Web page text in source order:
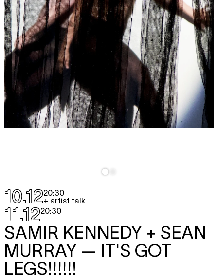
10.1220:30
+ artist talk
11.1220:30
SAMIR KENNEDY + SEAN
MURRAY — IT'S GOT
LEGS!!!!!!